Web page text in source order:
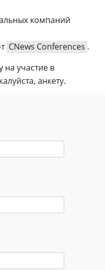
компаний
CNews Conferences .
на участие в
анкету.